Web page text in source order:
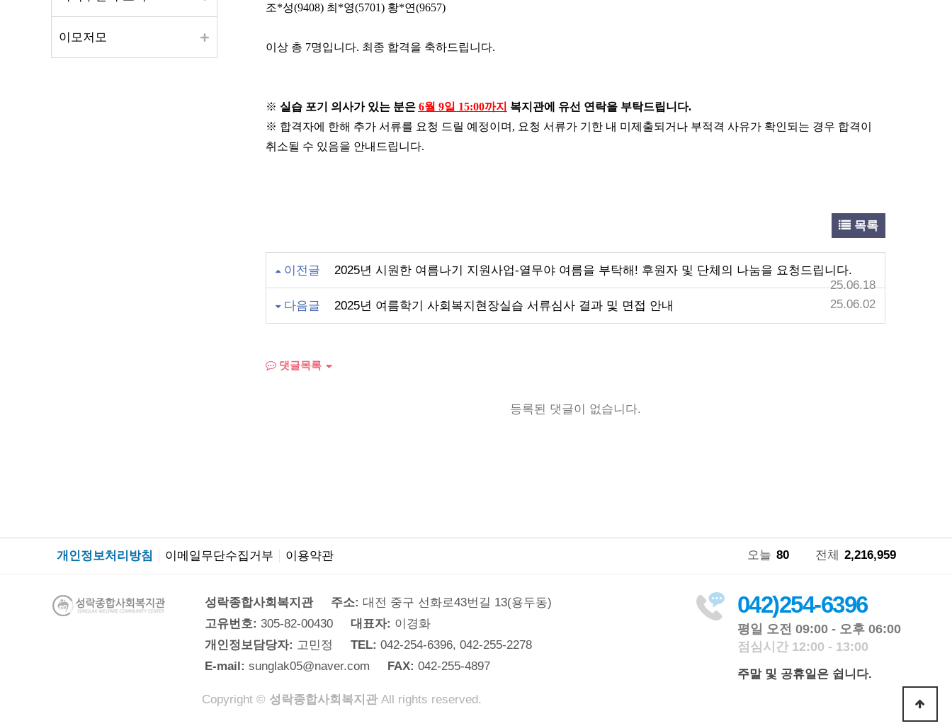
이모저모
조*성(9408) 최 *영(5701) 황*연(9657)
이상 총 7명입니다. 최종 합격을 축하드립니다.
※ 실습 포기 의사가 있는 분은 6월 9일 15:00까지 복지관에 유선 연락을 부탁드립니다.
※ 합격자에 한해 추가 서류를 요청 드릴 예정이며, 요청 서류가 기한 내 미제출되거나 부적격 사유가 확인되는 경우 합격이
취소될 수 있음을 안내드립니다.
목록
이전글
2025년 시원한 여름나기 지원사업-열무야 여름을 부탁해! 후원자 및 단체의 나눔을 요청드립니다.
25.06.18
다음글
2025년 여름학기 사회복지현장실습 서류심사 결과 및 면접 안내 25.06.02
댓글목록
등록된 댓글이 없습니다.
개인정보처리방침 이메일무단수집거부 이용약관 오늘 80 전체 2,216,959
성락종합사회복지관 주소: 대전 중구 선화로43번길 13(용두동)
고유번호: 305-82-00430 대표자: 이경화
개인정보담당자: 고민정 TEL: 042-254-6396, 042-255-2278
E-mail: sunglak05@naver.com FAX: 042-255-4897
042)254-6396
평일 오전 09:00 - 오후 06:00
점심시간 12:00 - 13:00
주말 및 공휴일은 쉽니다.
Copyright © 성락종합사회복지관 All rights reserved.